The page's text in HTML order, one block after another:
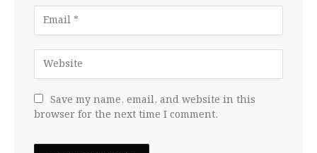
Save my name, email, and website in this
browser for the next time I comment.